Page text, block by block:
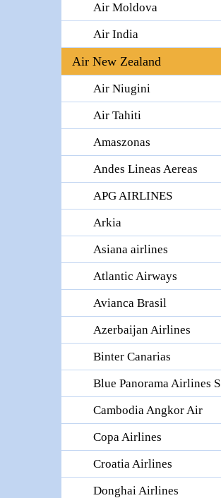
Air Moldova
Air India
Air New Zealand
Air Niugini
Air Tahiti
Amaszonas
Andes Lineas Aereas
APG AIRLINES
Arkia
Asiana airlines
Atlantic Airways
Avianca Brasil
Azerbaijan Airlines
Binter Canarias
Blue Panorama Airlines S
Cambodia Angkor Air
Copa Airlines
Croatia Airlines
Donghai Airlines